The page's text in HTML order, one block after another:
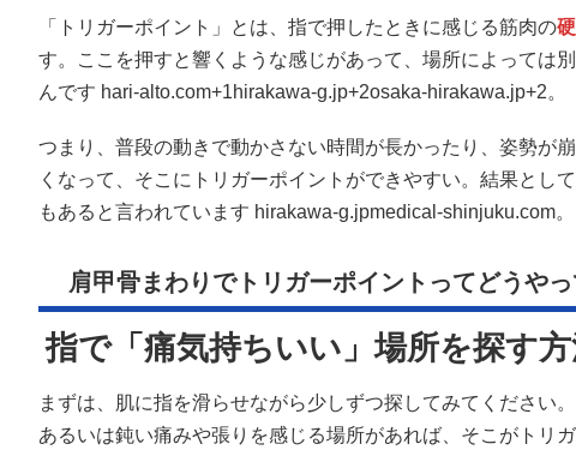
「トリガーポイント」とは、指で押したときに感じる筋肉の
す。ここを押すと響くような感じがあって、場所によっては
んです hari-alto.com+1hirakawa-g.jp+2osaka-hirakawa.jp+2。
つまり、普段の動きで動かさない時間が長かったり、姿勢が
くなって、そこにトリガーポイントができやすい。結果とし
もあると言われています hirakawa-g.jpmedical-shinjuku.com。
肩甲骨まわりでトリガーポイントってどうや
指で「痛気持ちいい」場所を探す
まずは、肌に指を滑らせながら少しずつ探してみてください
あるいは鈍い痛みや張りを感じる場所があれば、そこがトリ